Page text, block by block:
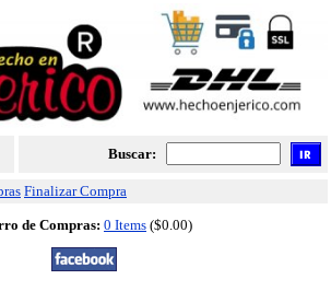
Buscar:
Finalizar Compra
de Compras: 0 Items ($0.00)